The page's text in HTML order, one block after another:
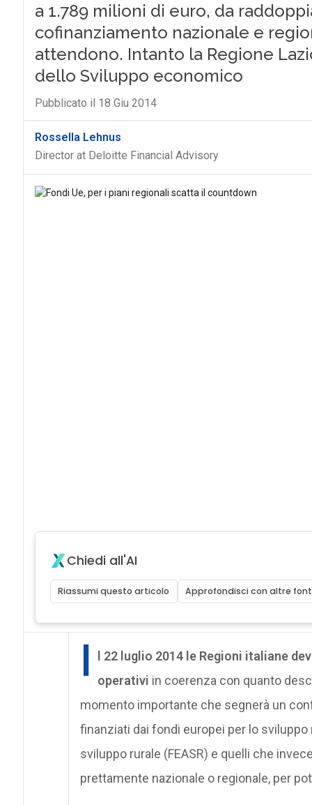
a 1.789 milioni di euro, da
cofinanziamento nazionale e
attendono. Intanto la Regione
dello Sviluppo economico
Pubblicato il 18 Giu 2014
Rossella Lehnus
Director at Deloitte Financial Advisory
Chiedi all'AI
Riassumi questo articolo Approfondisci con altre
I
l 22 luglio 2014 le Regioni italiane
operativi in coerenza con quanto
momento importante che segnerà un
finanziati dai fondi europei per lo sviluppo
sviluppo rurale (FEASR) e quelli che
prettamente nazionale o regionale, per